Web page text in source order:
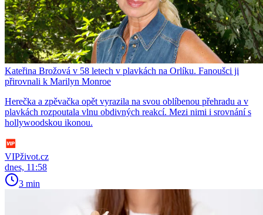
Kateřina Brožová v 58 letech v plavkách na Orlíku. Fanoušci ji
přirovnali k Marilyn Monroe
Herečka a zpěvačka opět vyrazila na svou oblíbenou přehradu a v
plavkách rozpoutala vlnu obdivných reakcí. Mezi nimi i srovnání s
hollywoodskou ikonou.
VIPživot.cz
dnes, 11:58
3 min